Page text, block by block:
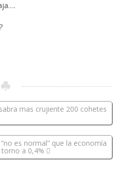
mas crujiente 200 cohetes
es normal” que la economía
a 0,4%